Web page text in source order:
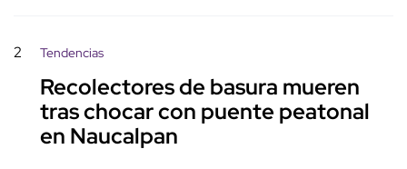
2 Tendencias
Recolectores de basura mueren
tras chocar con puente peatonal
en Naucalpan